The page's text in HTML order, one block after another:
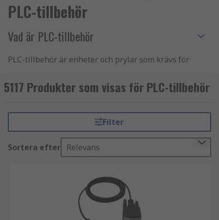
PLC-tillbehör
Vad är PLC-tillbehör
PLC-tillbehör är enheter och prylar som krävs för
styrenhet. Dessa tillbehör inkluderar
gränssnittsförgreningsdosor,
du använder avgör vilka tillbehör
som behövs.
Typer av PLC-tillbehör
En programmerbar logisk styrenhet tar emot och
sänder elektroniska signaler i alla typer av
elektriska system. På grund av denna flexibilitet i
gränssnittet finns det ett brett utbud av tillbehör
5117 Produkter som visas för PLC-tillbehör
Filter
Sortera efter Relevans